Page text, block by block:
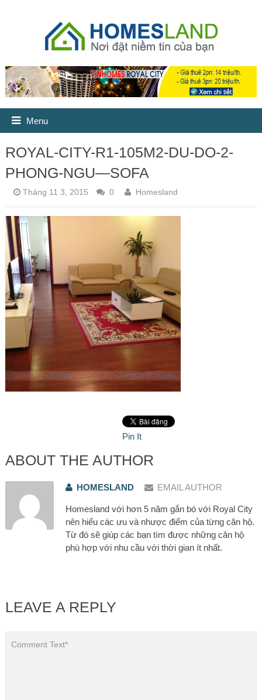
Menu
ROYAL-CITY-R1-105M2-DU-DO-2-
PHONG-NGU—SOFA
Tháng 11 3, 2015 0 Homesland
Pin It
ABOUT THE AUTHOR
HOMESLAND EMAIL AUTHOR
Homesland với hơn 5 năm gắn bó với Royal City
nên hiểu các ưu và nhược điểm của từng căn hộ.
Từ đó sẽ giúp các bạn tìm được những căn hộ
phù hợp với nhu cầu với thời gian ít nhất.
LEAVE A REPLY